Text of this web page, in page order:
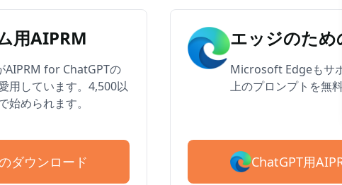
用AIPRM
AIPRM for ChatGPTの
用しています。4,500以
められます。
ダウンロード
エッジのため
Microsoft Edgeもサ
上のプロンプトを無
ChatGPT用